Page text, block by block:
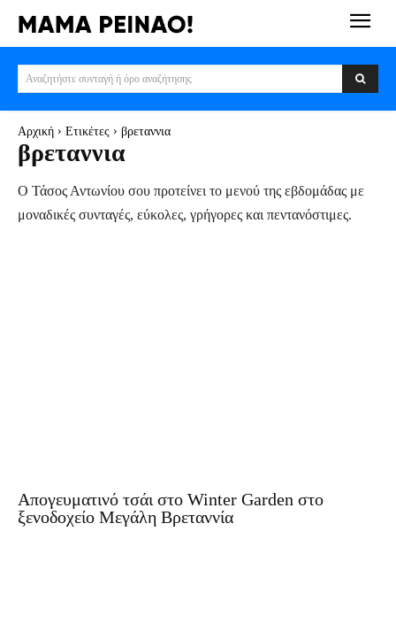
Αναζητήστε συνταγή ή όρο αναζήτησης
Αρχική Ετικέτες βρεταννια
βρεταννια
Ο Τάσος Αντωνίου σου προτείνει το μενού της εβδομάδας με
μοναδικές συνταγές, εύκολες, γρήγορες και πεντανόστιμες.
Απογευματινό τσάι στο Winter Garden στο
ξενοδοχείο Μεγάλη Βρεταννία